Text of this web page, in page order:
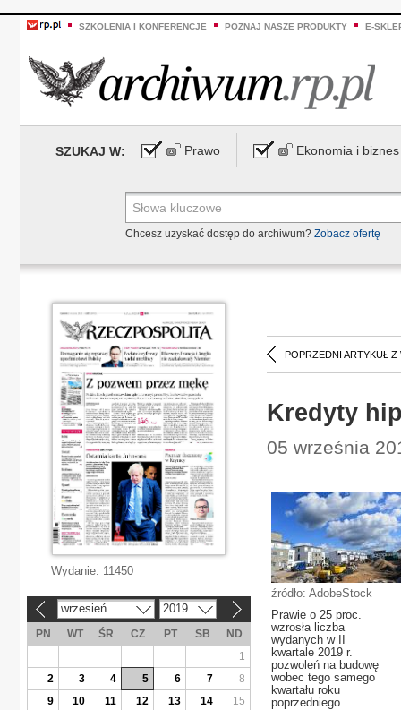
SZKOLENIA I KONFERENCJE POZNAJ NASZE PRODUKTY E-
SZUKAJ W: Prawo Ekonomia i biznes
Chcesz uzyskać dostęp do archiwum? Zobacz ofertę
POPRZEDNI ARTYKUŁ Z
Kredyty
05 września
źródło: AdobeStock
Prawie o 25 proc.
wzrosła liczba
wydanych w II
kwartale 2019 r.
pozwoleń na budowę
wobec tego samego
kwartału roku
poprzedniego
Wydanie: 11450
wrzesień 2019
PN WT ŚR CZ PT SB
ND
1
2
3 4 5 6 7
8
9
10 11 12 13 14
15